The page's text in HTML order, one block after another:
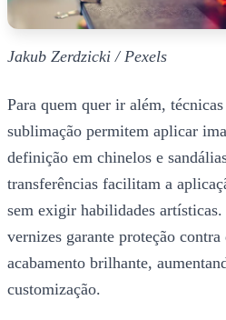
Jakub Zerdzicki / Pexels
Para quem quer ir além,
sublimação permitem aplicar
definição em chinelos e
transferências facilitam a
sem exigir habilidades artísticas.
vernizes garante proteção contra
acabamento brilhante,
customização.